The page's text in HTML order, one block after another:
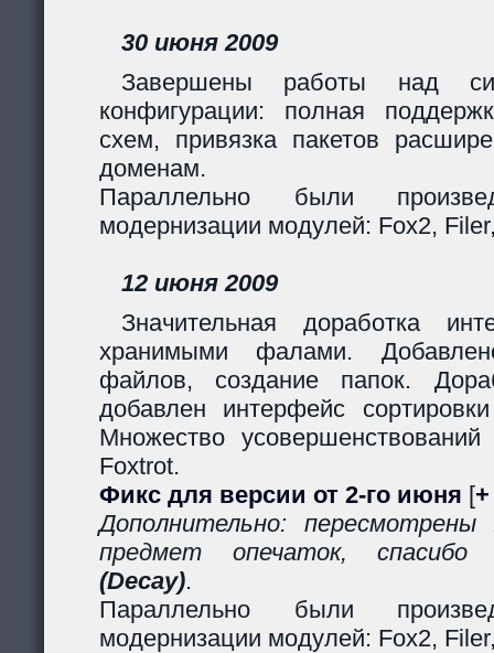
30 июня 2009
Завершены работы над
конфигурации: полная
схем, привязка пакетов
доменам.
Параллельно были
модернизации модулей: Fox2,
12 июня 2009
Значительная доработка
хранимыми фалами.
файлов, создание папок.
добавлен интерфейс
Множество
Foxtrot.
Фикс для версии от 2-го июня [
Дополнительно:
предмет опечаток,
(Decay).
Параллельно были
модернизации модулей: Fox2,